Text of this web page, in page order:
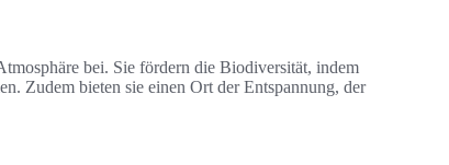
bei. Sie fördern die Biodiversität, indem
Zudem bieten sie einen Ort der Entspannung, der